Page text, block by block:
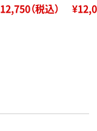
（税込）